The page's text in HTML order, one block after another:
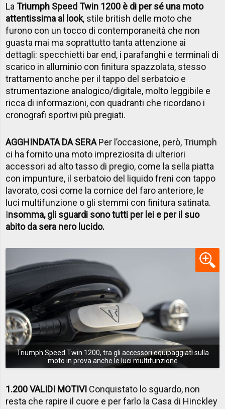
LaTriumph Speed Twin 1200 è di per sé una moto
attentissima al look, stile british delle moto che
furono con un tocco di contemporaneità che non
guasta mai ma soprattutto tanta attenzione ai
dettagli: specchietti bar end, i parafanghi e terminali di
scarico in alluminio con finitura spazzolata, stesso
trattamento anche per il tappo del serbatoio e
strumentazione analogico/digitale, molto leggibile e
ricca di informazioni, con quadranti che ricordano i
cronografi sportivi più pregiati.
AGGHINDATA DA SERAPer l’occasione, però, Triumph
ci ha fornito una moto impreziosita di ulteriori
accessori ad alto tasso di pregio, come la sella piatta
con impunture, il serbatoio del liquido freni con tappo
lavorato, così come la cornice del faro anteriore, le
luci multifunzione o gli stemmi con finitura satinata.
Insomma, gli sguardi sono tutti per lei e per il suo
abito da sera nero lucido.
Triumph Speed Twin 1200, tra gli accessori equipaggiati sulla
moto in prova anche le luci multifunzione
1.200 VALIDI MOTIVI Conquistato lo sguardo, non
resta che rapire il cuore e per farlo la Casa di Hinckley